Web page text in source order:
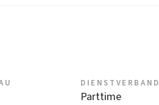
DIENSTVERBAND
Parttime